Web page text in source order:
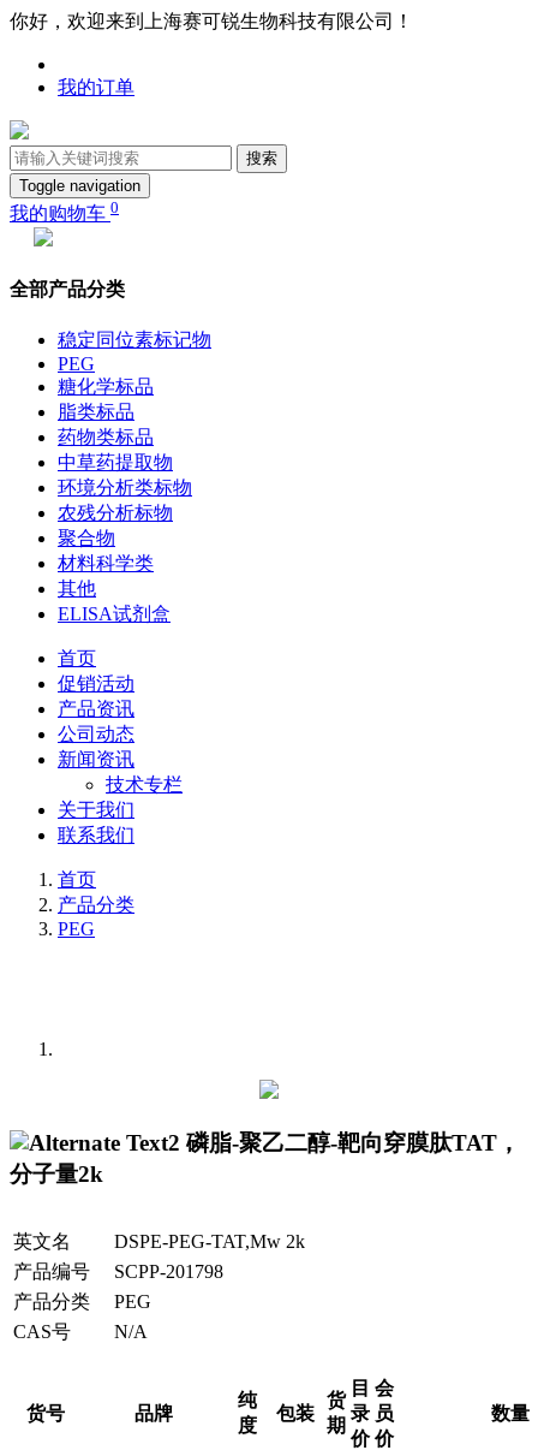
你好，欢迎来到上海赛可锐生物科技有限公司！
我的订单
搜索
Toggle navigation
我的购物车 0
全部产品分类
稳定同位素标记物
PEG
糖化学标品
脂类标品
药物类标品
中草药提取物
环境分析类标物
农残分析标物
聚合物
材料科学类
其他
ELISA试剂盒
首页
促销活动
产品资讯
公司动态
新闻资讯
技术专栏
关于我们
联系我们
首页
产品分类
PEG
磷脂-聚乙二醇-靶向穿膜肽TAT，
分子量2k
英文名
DSPE-PEG-TAT,Mw 2k
产品编号
SCPP-201798
产品分类
PEG
CAS号
N/A
货号 品牌
纯
度
包装
货
期
目
录
价
会
员
价
数量